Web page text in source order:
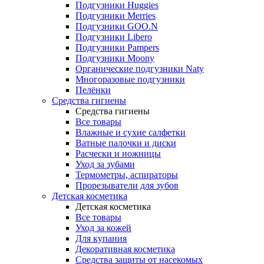
Подгузники Huggies
Подгузники Merries
Подгузники GOO.N
Подгузники Libero
Подгузники Pampers
Подгузники Moony
Органические подгузники Naty
Многоразовые подгузники
Пелёнки
Средства гигиены
Средства гигиены
Все товары
Влажные и сухие салфетки
Ватные палочки и диски
Расчески и ножницы
Уход за зубами
Термометры, аспираторы
Прорезыватели для зубов
Детская косметика
Детская косметика
Все товары
Уход за кожей
Для купания
Декоративная косметика
Средства защиты от насекомых